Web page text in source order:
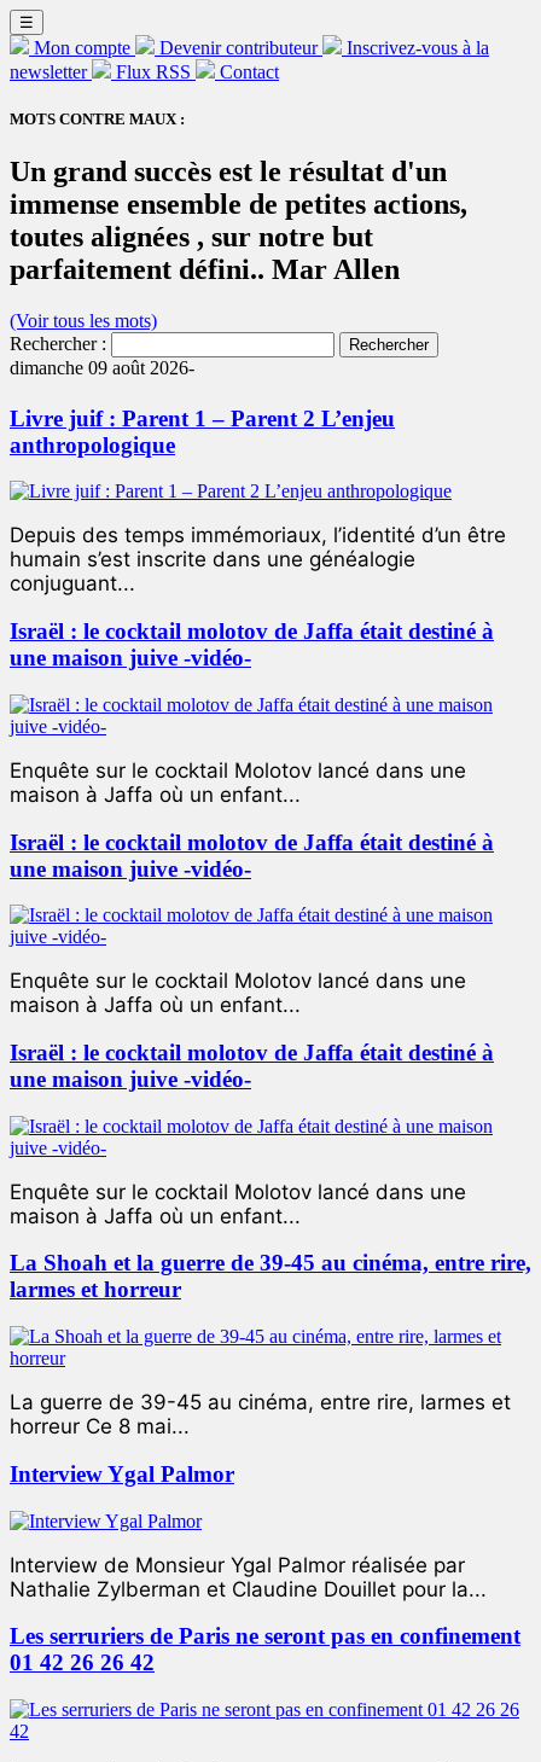
☰
Mon compte Devenir contributeur
Inscrivez-vous à la
newsletter
Flux RSS Contact
MOTS CONTRE MAUX :
Un grand succès est le résultat d'un
immense ensemble de petites actions,
toutes alignées , sur notre but
parfaitement défini.. Mar Allen
(Voir tous les mots)
Rechercher :
dimanche 09 août 2026-
Livre juif : Parent 1 – Parent 2 L’enjeu
anthropologique
Depuis des temps immémoriaux, l’identité d’un être
humain s’est inscrite dans une généalogie
conjuguant...
Israël : le cocktail molotov de Jaffa était destiné à
une maison juive -vidéo-
Enquête sur le cocktail Molotov lancé dans une
maison à Jaffa où un enfant...
Israël : le cocktail molotov de Jaffa était destiné à
une maison juive -vidéo-
Enquête sur le cocktail Molotov lancé dans une
maison à Jaffa où un enfant...
Israël : le cocktail molotov de Jaffa était destiné à
une maison juive -vidéo-
Enquête sur le cocktail Molotov lancé dans une
maison à Jaffa où un enfant...
La Shoah et la guerre de 39-45 au cinéma, entre rire,
larmes et horreur
La guerre de 39-45 au cinéma, entre rire, larmes et
horreur Ce 8 mai...
Interview Ygal Palmor
Interview de Monsieur Ygal Palmor réalisée par
Nathalie Zylberman et Claudine Douillet pour la...
Les serruriers de Paris ne seront pas en confinement
01 42 26 26 42